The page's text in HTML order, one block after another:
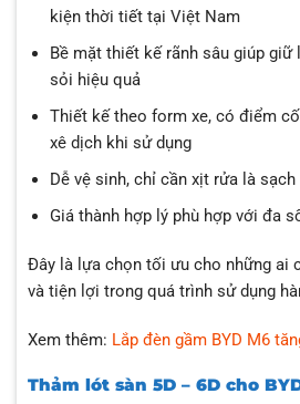
kiện thời tiết tại Việt Nam
Bề mặt thiết kế rãnh sâu giúp giữ
sỏi hiệu quả
Thiết kế theo form xe, có điểm
xê dịch khi sử dụng
Dễ vệ sinh, chỉ cần xịt rửa là sạch
Giá thành hợp lý phù hợp với đa
Đây là lựa chọn tối ưu cho những ai
và tiện lợi trong quá trình sử dụng
Xem thêm: Lắp đèn gầm BYD M6
Thảm lót sàn 5D – 6D cho